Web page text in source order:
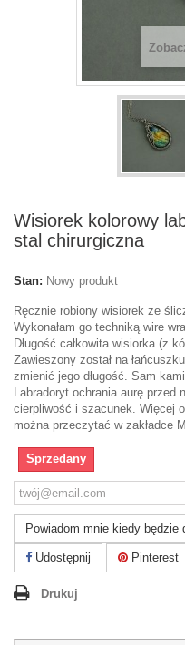
Wisiorek kolorowy
stal chirurgiczna
Stan: Nowy produkt
Ręcznie robiony wisiorek ze
Wykonałam go techniką wire
Długość całkowita wisiorka (z
Zawieszony został na
zmienić jego długość. Sam
Labradoryt ochrania aurę przed
cierpliwość i szacunek. Więcej
można przeczytać w zakładce
Sprzedany
Powiadom mnie kiedy będzie
Udostępnij Pinterest
Drukuj